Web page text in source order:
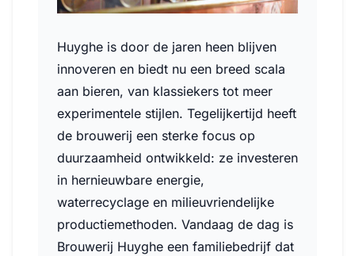
Huyghe is door de jaren heen blijven
innoveren en biedt nu een breed scala
aan bieren, van klassiekers tot meer
experimentele stijlen. Tegelijkertijd heeft
de brouwerij een sterke focus op
duurzaamheid ontwikkeld: ze investeren
in hernieuwbare energie,
waterrecyclage en milieuvriendelijke
productiemethoden. Vandaag de dag is
Brouwerij Huyghe een familiebedrijf dat